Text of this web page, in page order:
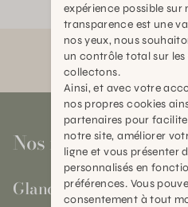
Nos magasins
Gland
expérience possible sur
transparence est une
nos yeux, nous
un contrôle total sur les
collectons.
Ainsi, et avec votre
nos propres cookies
partenaires pour
notre site, améliorer
ligne et vous présenter
personnalisés en
préférences. Vous
consentement à tout